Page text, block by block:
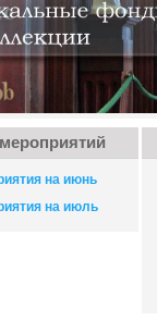
на июнь
на июль